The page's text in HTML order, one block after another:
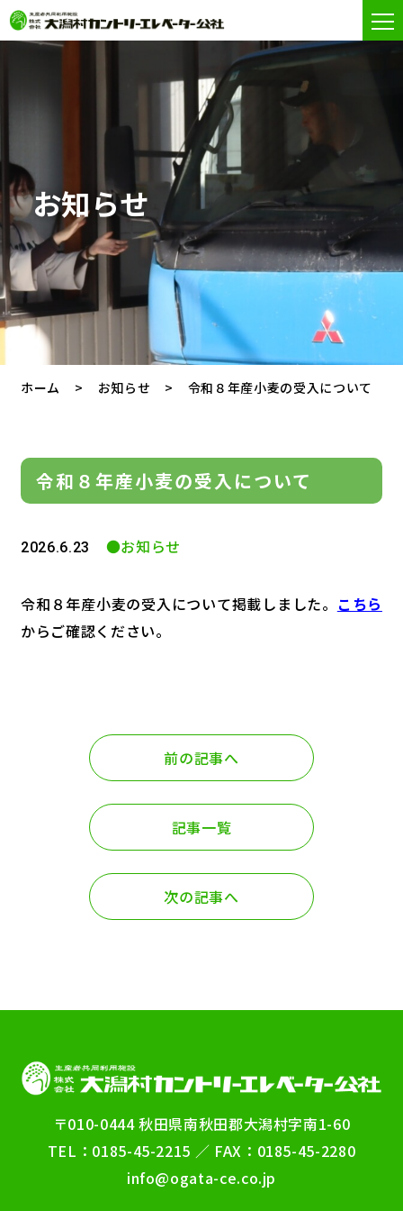
お知らせ
ホーム お知らせ 令和８年産小麦の受入について
令和８年産小麦の受入について
2026.6.23 ●お知らせ
令和８年産小麦の受入について掲載しました。 こちら
からご確認ください。
前の記事へ
記事一覧
次の記事へ
〒010-0444 秋田県南秋田郡大潟村字南1-60
TEL：0185-45-2215 ／ FAX：0185-45-2280
info@ogata-ce.co.jp